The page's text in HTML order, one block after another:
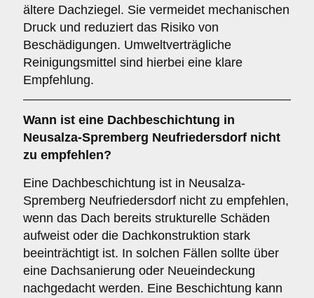
ältere Dachziegel. Sie vermeidet mechanischen
Druck und reduziert das Risiko von
Beschädigungen. Umweltverträgliche
Reinigungsmittel sind hierbei eine klare
Empfehlung.
Wann ist eine Dachbeschichtung in
Neusalza-Spremberg Neufriedersdorf nicht
zu empfehlen?
Eine Dachbeschichtung ist in Neusalza-
Spremberg Neufriedersdorf nicht zu empfehlen,
wenn das Dach bereits strukturelle Schäden
aufweist oder die Dachkonstruktion stark
beeinträchtigt ist. In solchen Fällen sollte über
eine Dachsanierung oder Neueindeckung
nachgedacht werden. Eine Beschichtung kann